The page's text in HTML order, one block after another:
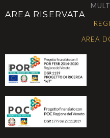
AREA RISERVATA
AREA